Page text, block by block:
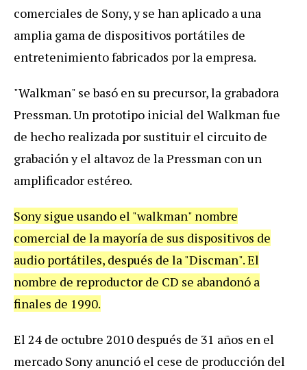
comerciales de Sony, y se han aplicado a una
amplia gama de dispositivos portátiles de
entretenimiento fabricados por la empresa.
"Walkman" se basó en su precursor, la grabadora
Pressman. Un prototipo inicial del Walkman fue
de hecho realizada por sustituir el circuito de
grabación y el altavoz de la Pressman con un
amplificador estéreo.
Sony sigue usando el "walkman" nombre
comercial de la mayoría de sus dispositivos de
audio portátiles, después de la "Discman". El
nombre de reproductor de CD se abandonó a
finales de 1990.
El 24 de octubre 2010 después de 31 años en el
mercado Sony anunció el cese de producción del